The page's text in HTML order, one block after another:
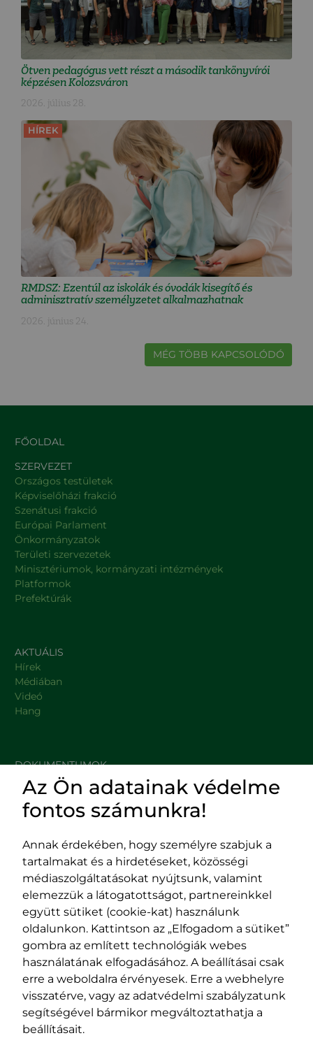
Ötven pedagógus vett részt a második tankönyvírói
képzésen Kolozsváron
2026. július 28.
HÍREK
RMDSZ: Ezentúl az iskolák és óvodák kisegítő és
adminisztratív személyzetet alkalmazhatnak
2026. június 24.
MÉG TÖBB KAPCSOLÓDÓ
FŐOLDAL
SZERVEZET
Országos testületek
Képviselőházi frakció
Szenátusi frakció
Európai Parlament
Önkormányzatok
Területi szervezetek
Minisztériumok, kormányzati intézmények
Platformok
Prefektúrák
AKTUÁLIS
Hírek
Médiában
Videó
Hang
DOKUMENTUMOK
HASZNOS LINKEK
Impresszum
Adatvédelmi szabályzat
EPP program
400029 Kolozsvár,
Fürdő (Card. Iuliu Hossu) utca, 41.
szám
tel/fax:0723 250 321
email:office@rmdsz.ro
400489 Kolozsvár,
Majális utca, 60.
szám
tel/fax:0264 590 758
email:
office@rmdsz.ro
Az Ön adatainak védelme
fontos számunkra!
Annak érdekében, hogy személyre szabjuk a
tartalmakat és a hirdetéseket, közösségi
médiaszolgáltatásokat nyújtsunk, valamint
elemezzük a látogatottságot, partnereinkkel
együtt sütiket (cookie-kat) használunk
oldalunkon. Kattintson az „Elfogadom a sütiket”
gombra az említett technológiák webes
használatának elfogadásához. A beállításai csak
erre a weboldalra érvényesek. Erre a webhelyre
visszatérve, vagy az adatvédelmi szabályzatunk
segítségével bármikor megváltoztathatja a
beállításait.